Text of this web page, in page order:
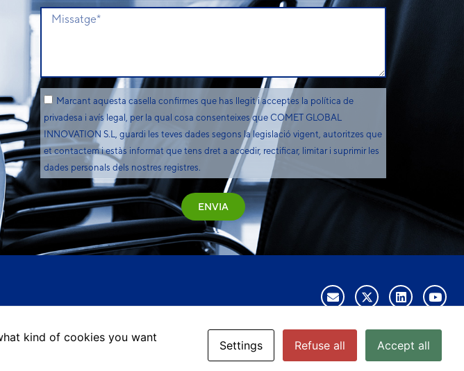
Marcant aquesta casella confirmes que has llegit i acceptes la política de
privadesa i avís legal, per la qual cosa consenteixes que COMET GLOBAL
INNOVATION S.L, guardi les teves dades segons la legislació vigent, autoritzes que
et contactem i estàs informat que tens dret a accedir, rectificar, limitar i suprimir les
dades personals dels nostres registres.
ENVIA
Avís legal Política de privacitat Política de cookies Configuració de cookies
kind of cookies you want
Settings Refuse all Accept all